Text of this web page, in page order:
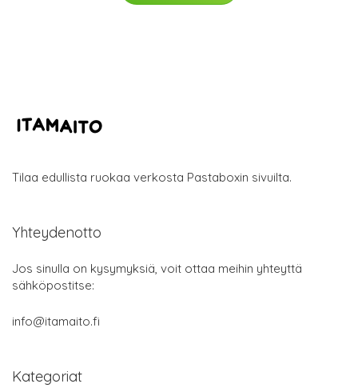
Tilaa edullista ruokaa verkosta Pastaboxin sivuilta.
Yhteydenotto
Jos sinulla on kysymyksiä, voit ottaa meihin yhteyttä
sähköpostitse:
info@itamaito.fi
Kategoriat